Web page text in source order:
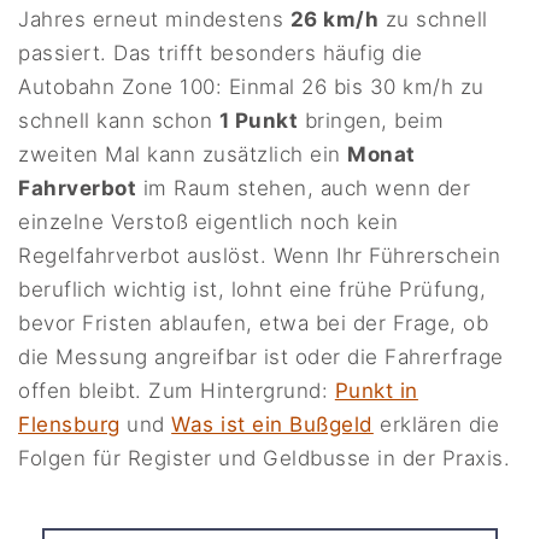
Jahres erneut mindestens 26 km/h zu schnell
passiert. Das trifft besonders häufig die
Autobahn Zone 100: Einmal 26 bis 30 km/h zu
schnell kann schon 1 Punkt bringen, beim
zweiten Mal kann zusätzlich ein Monat
Fahrverbot im Raum stehen, auch wenn der
einzelne Verstoß eigentlich noch kein
Regelfahrverbot auslöst. Wenn Ihr Führerschein
beruflich wichtig ist, lohnt eine frühe Prüfung,
bevor Fristen ablaufen, etwa bei der Frage, ob
die Messung angreifbar ist oder die Fahrerfrage
offen bleibt. Zum Hintergrund: Punkt in
Flensburg undWas ist ein Bußgeld erklären die
Folgen für Register und Geldbusse in der Praxis.